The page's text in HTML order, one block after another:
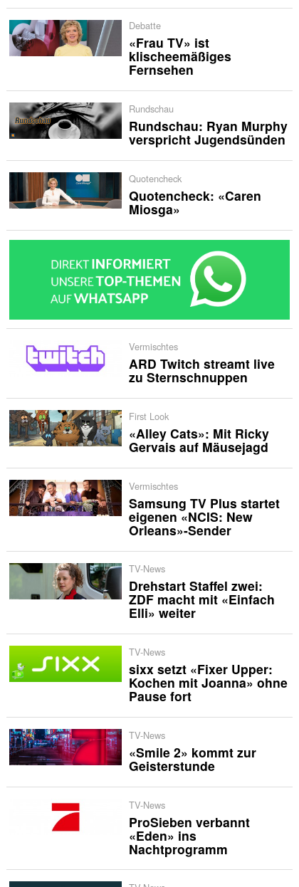
Debatte
«Frau TV» ist
klischeemäßiges
Fernsehen
Rundschau
Rundschau: Ryan Murphy
verspricht Jugendsünden
Quotencheck
Quotencheck: «Caren
Miosga»
Vermischtes
ARD Twitch streamt live
zu Sternschnuppen
First Look
«Alley Cats»: Mit Ricky
Gervais auf Mäusejagd
Vermischtes
Samsung TV Plus startet
eigenen «NCIS: New
Orleans»-Sender
TV-News
Drehstart Staffel zwei:
ZDF macht mit «Einfach
Elli» weiter
TV-News
sixx setzt «Fixer Upper:
Kochen mit Joanna» ohne
Pause fort
TV-News
«Smile 2» kommt zur
Geisterstunde
TV-News
ProSieben verbannt
«Eden» ins
Nachtprogramm